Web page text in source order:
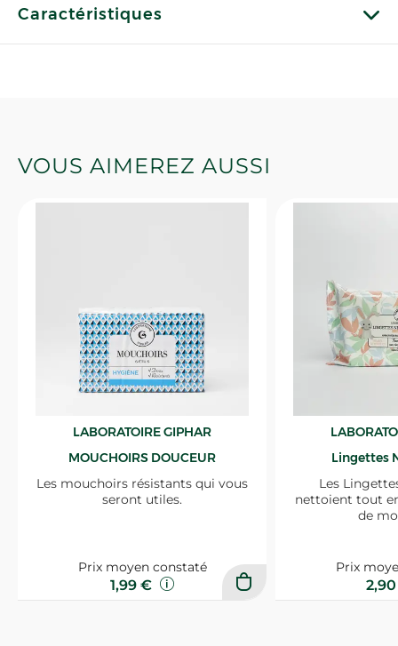
Caractéristiques
VOUS AIMEREZ AUSSI
LABORATOIRE GIPHAR
MOUCHOIRS DOUCEUR
Les mouchoirs résistants qui vous
seront utiles.
Prix moyen constaté
1,99 €
Lingettes
Les
nettoient tout
de
Prix